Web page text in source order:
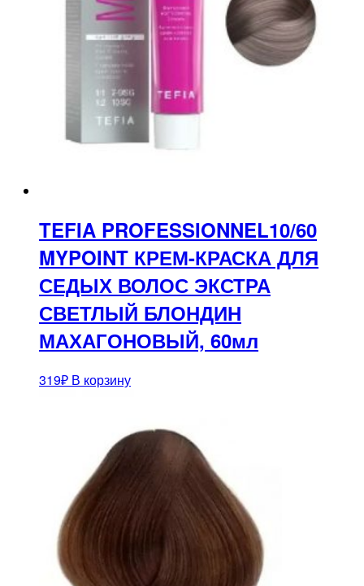
TEFIA PROFESSIONNEL10/60
MYPOINT КРЕМ-КРАСКА ДЛЯ
СЕДЫХ ВОЛОС ЭКСТРА
СВЕТЛЫЙ БЛОНДИН
МАХАГОНОВЫЙ, 60мл
319₽ В корзину